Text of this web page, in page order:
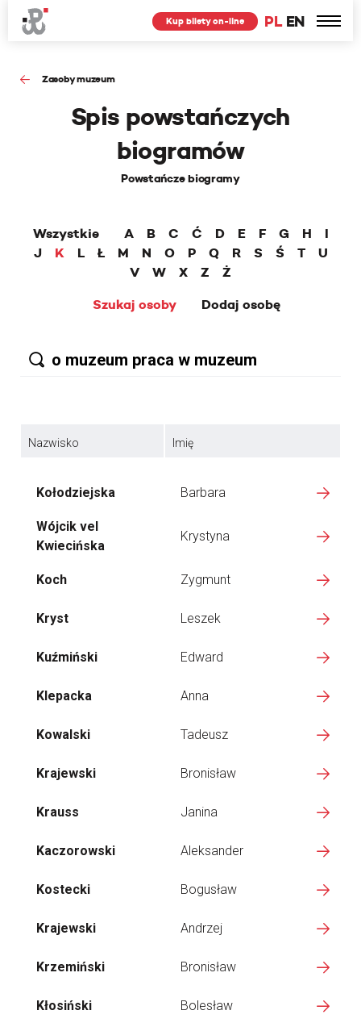
PL EN
Kup bilety on-line
Zasoby muzeum
Spis powstańczych
biogramów
Powstańcze biogramy
Wszystkie A B C Ć D E F G H
I
J
K L Ł M N O P Q R S Ś T
U
V
W X Z
Ż
Szukaj osoby
Dodaj osobę
Nazwisko Imię
Kołodziejska Barbara
Wójcik vel
Kwiecińska
Krystyna
Koch Zygmunt
Kryst Leszek
Kuźmiński Edward
Klepacka Anna
Kowalski Tadeusz
Krajewski Bronisław
Krauss Janina
Kaczorowski Aleksander
Kostecki Bogusław
Krajewski Andrzej
Krzemiński Bronisław
Kłosiński Bolesław